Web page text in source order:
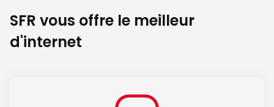
SFR vous offre le meilleur
d'internet